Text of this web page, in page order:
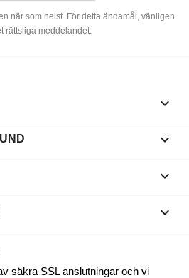
när som helst. För detta ändamål, vänligen
rättsliga meddelandet.



keyboard_arrow_down
säkra SSL anslutningar och vi